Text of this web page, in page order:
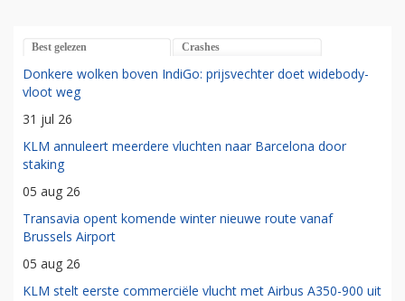
Best gelezen Crashes
Donkere wolken boven IndiGo: prijsvechter doet widebody-
vloot weg
31 jul 26
KLM annuleert meerdere vluchten naar Barcelona door
staking
05 aug 26
Transavia opent komende winter nieuwe route vanaf
Brussels Airport
05 aug 26
KLM stelt eerste commerciële vlucht met Airbus A350-900 uit